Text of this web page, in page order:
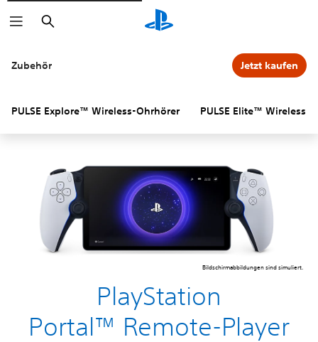
Suchen
Zubehör
PULSE Explore™ Wireless-Ohrhörer PULSE Elite™ Wireless-
Jetzt kaufen
PlayStation
Portal™ Remote-Player
Bildschirmabbildungen sind simuliert.